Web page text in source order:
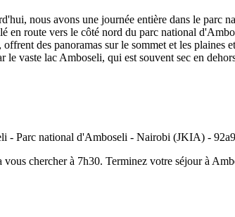
nous avons une journée entière dans le parc
en route vers le côté nord du parc national
des panoramas sur le sommet et les plaines
le vaste lac Amboseli, qui est souvent sec en
chercher à 7h30. Terminez votre séjour à